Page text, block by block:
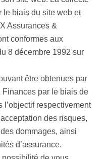
le biais du site web et
Assurances &
conformes aux
8 décembre 1992 sur
être obtenues par
Finances par le biais de
l’objectif respectivement
des risques,
dommages, ainsi
d’assurance.